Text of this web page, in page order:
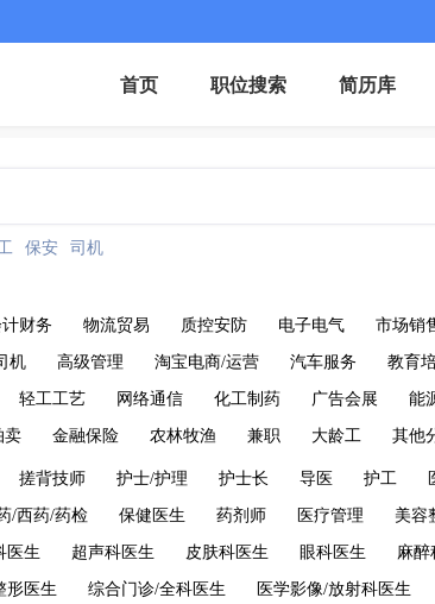
首页 职位搜索 简历库
保安 司机
财务 物流贸易 质控安防 电子电气 市场销
机 高级管理 淘宝电商/运营 汽车服务 教育
轻工工艺 网络通信 化工制药 广告会展 能
卖 金融保险 农林牧渔 兼职 大龄工 其他
搓背技师 护士/护理 护士长 导医 护工
/西药/药检 保健医生 药剂师 医疗管理 美容
医生 超声科医生 皮肤科医生 眼科医生 麻醉
形医生 综合门诊/全科医生 医学影像/放射科医生